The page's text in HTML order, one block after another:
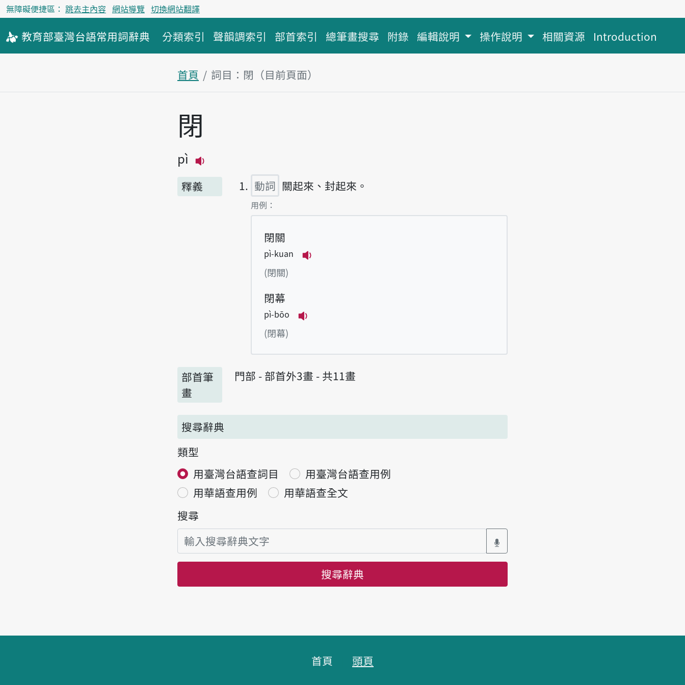
無障礙便捷區： 跳去主內容 網站導覽 切換網站翻譯
教育部臺灣台語常用詞辭典 分類索引 聲韻調索引 部首索引 總筆畫搜尋 附錄 編輯說明 操作說明 相關資源 Introduction
首頁 詞目：閉（目前頁面）
主內容區塊
閉
pì
釋義
動詞 關起來、封起來。
第1項釋義的
用例：
閉關
pì-kuan
(閉關)
閉幕
pì-bōo
(閉幕)
部首筆
畫
門部 - 部首外3畫 - 共11畫
搜尋辭典
類型
用臺灣台語查詞目
用臺灣台語查用例
用華語查用例
用華語查全文
搜尋
搜尋辭典
首頁 頭頁